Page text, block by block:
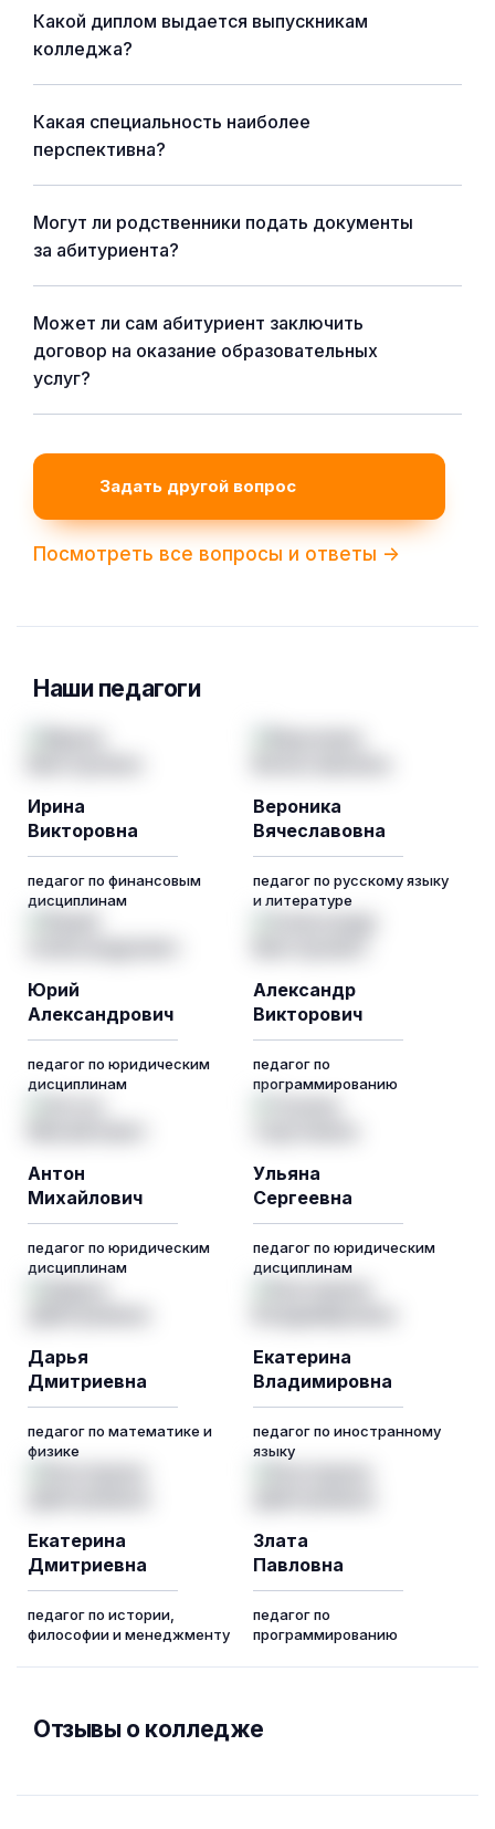
Какой диплом выдается выпускникам
колледжа?
Какая специальность наиболее
перспективна?
Могут ли родственники подать документы
за абитуриента?
Может ли сам абитуриент заключить
договор на оказание образовательных
услуг?
Задать другой вопрос
Посмотреть все вопросы и ответы ->
Наши педагоги
Ирина
Викторовна
педагог по финансовым
дисциплинам
Вероника
Вячеславовна
педагог по русскому языку
и литературе
Юрий
Александрович
педагог по юридическим
дисциплинам
Александр
Викторович
педагог по
программированию
Антон
Михайлович
педагог по юридическим
дисциплинам
Ульяна
Сергеевна
педагог по юридическим
дисциплинам
Дарья
Дмитриевна
педагог по математике и
физике
Екатерина
Владимировна
педагог по иностранному
языку
Екатерина
Дмитриевна
педагог по истории,
философии и менеджменту
Злата
Павловна
педагог по
программированию
Отзывы о колледже